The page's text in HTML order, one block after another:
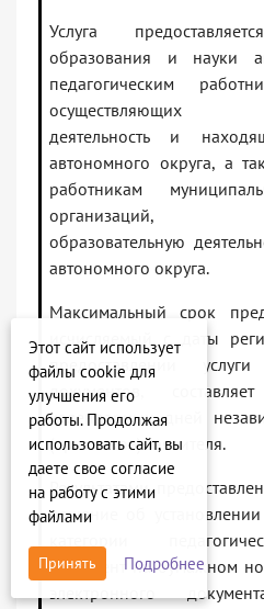
Услуга
образования и науки
педагогическим
осуществляющих
деятельность и
автономного округа, а
работникам
организаций,
образовательную
автономного округа.
Максимальный срок
исчисляемый с даты
предоставлении
документов,
календарных дней
(признаков) заявителя.
Результатами
решение об
категории
(документ на бумажном
электронного
Этот сайт использует
файлы cookie для
улучшения его
работы. Продолжая
использовать сайт, вы
даете свое согласие
на работу с этими
файлами
Принять Подробнее